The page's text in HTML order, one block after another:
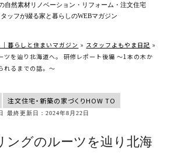
自然素材リノベーション・リフォーム・注文住宅
ッフが綴る家と暮らしのWEBマガジン
暮らしと住まいマガジン » スタッフよもやま日記 »
ツを辿り北海道へ。 研修レポート後編 ～1本の木か
れるまでの話。～
注文住宅・新築の家づくりHOW TO
最終更新日：2024年8月22日
ングのルーツを辿り北海